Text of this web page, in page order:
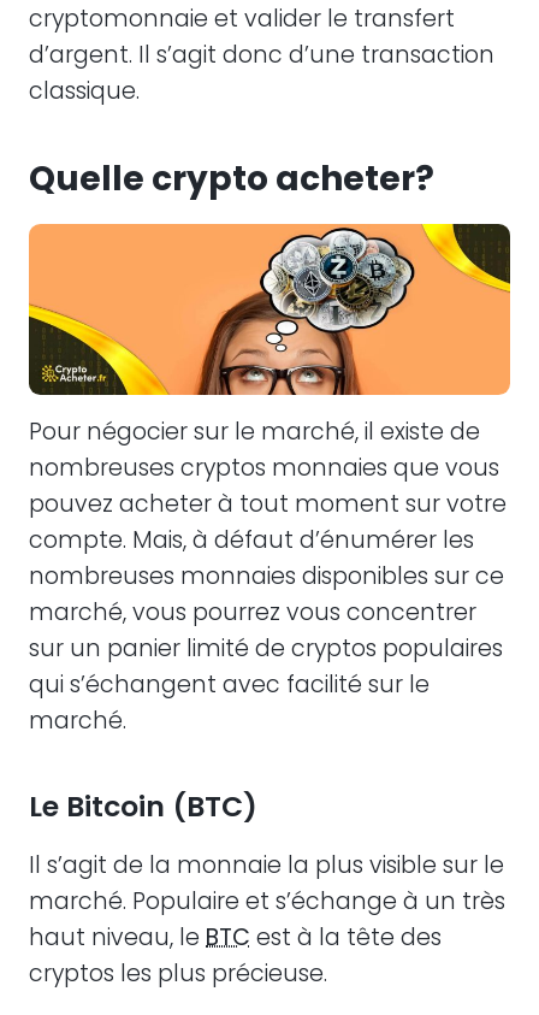
cryptomonnaie et valider le transfert
d’argent. Il s’agit donc d’une transaction
classique.
Quelle crypto acheter?
Pour négocier sur le marché, il existe de
nombreuses cryptos monnaies que vous
pouvez acheter à tout moment sur votre
compte. Mais, à défaut d’énumérer les
nombreuses monnaies disponibles sur ce
marché, vous pourrez vous concentrer
sur un panier limité de cryptos populaires
qui s’échangent avec facilité sur le
marché.
Le Bitcoin (BTC)
Il s’agit de la monnaie la plus visible sur le
marché. Populaire et s’échange à un très
haut niveau, le BTC est à la tête des
cryptos les plus précieuse.